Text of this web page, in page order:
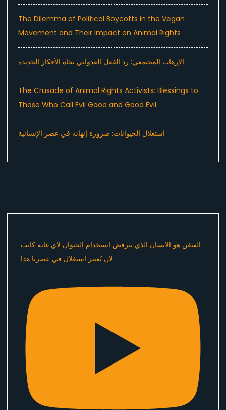
The Dilemma of Political Boycotts in the Vegan
Movement and Their Impact on Animal Rights
الإرهاب المجتمعي: رد الفعل العدواني تجاه الأفكار الجديدة
The Crusade of Animal Rights Activists: Blessings to
Those Who Call Evil Good and Good Evil
استغلال الحيوانات: ضرورة إنهائه في عصر الإنسانية
الفيغن هو الانسان الذي بيرفض استخدام الحيوان لاي غاية كانت